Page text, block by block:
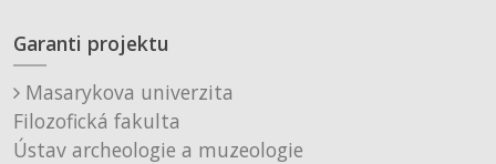
Garanti projektu
Masarykova univerzita
Filozofická fakulta
Ústav archeologie a muzeologie